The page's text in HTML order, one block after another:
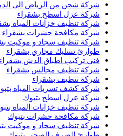
شركة شحن من الرياض الى
شركة عزل اسطح بشقراء
شركة تنظيف خزانات المياه
شركة مكافحة حشرات بشقراء
شركة تنظيف سجاد و موكيت
طوارئ تسليك مجاري بشقراء
فني تركيب اطباق الدش
شركة تنظيف مجالس بشقراء
شركة تنظيف بشقراء
شركة كشف تسربات المياه
شركة عزل اسطح بتبوك
شركة تنظيف خزانات المياه
شركة مكافحة حشرات بتبوك
شركة تنظيف سجاد و موكيت